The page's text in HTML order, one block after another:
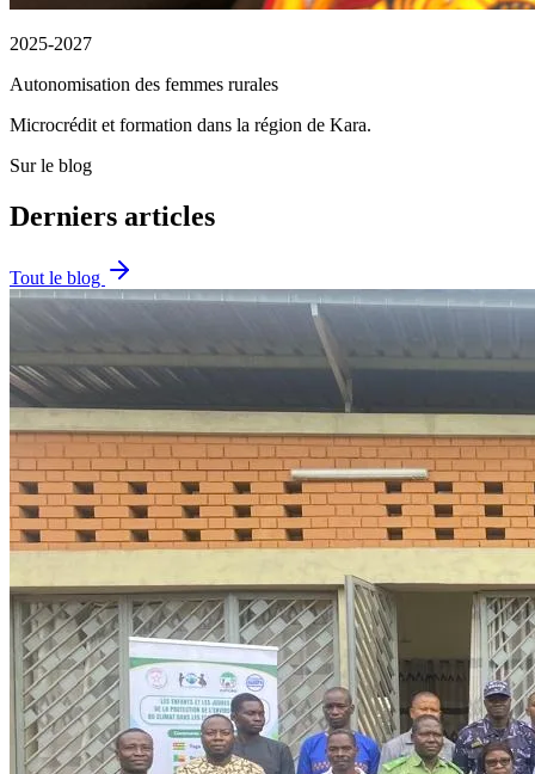
2025-2027
Autonomisation des femmes rurales
Microcrédit et formation dans la région de Kara.
Sur le blog
Derniers articles
Tout le blog